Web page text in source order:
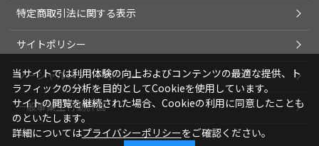
特定商取引法に関する表示
サイトポリシー
ソーシャルメディアポリシー
一般事業主行動計画
当サイトでは利用体験の向上およびコンテンツの最適な提供、ト
ラフィックの分析を目的としてCookieを使用しています。
サイトの閲覧を継続された場合、Cookieの利用に同意したことも
のといたします。
詳細についてはプライバシーポリシーをご確認ください。